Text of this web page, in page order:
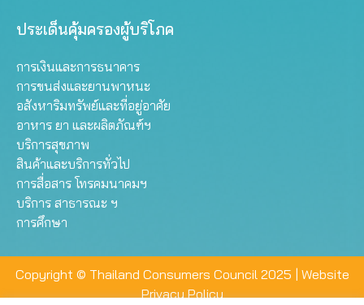
ประเด็นคุ้มครองผู้บริโภค
การเงินและการธนาคาร
การขนส่งและยานพาหนะ
อสังหาริมทรัพย์และที่อยู่อาศัย
อาหาร ยา และผลิตภัณฑ์ฯ
บริการสุขภาพ
สินค้าและบริการทั่วไป
การสื่อสาร โทรคมนาคมฯ
บริการ สาธารณะ ฯ
การศึกษา
Copyright © Thailand Consumers Council 2025 | Website
Privacy Policy